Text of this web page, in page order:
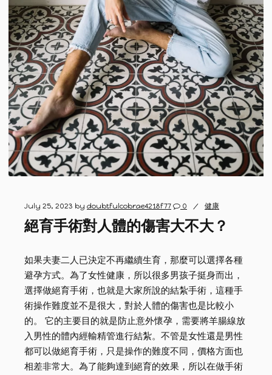
July 25, 2023 by doubtfulcobrae4218f77 0 健康
絕育手術對人體的傷害大不大？
如果夫妻二人已決定不再繼續生育，那麼可以選擇各種
避孕方式。為了女性健康，所以很多男孩子挺身而出，
選擇做絕育手術，也就是大家所說的結紮手術，這種手
術操作難度並不是很大，對於人體的傷害也是比較小
的。 它的主要目的就是防止意外懷孕，需要將羊腸線放
入男性的體內經輸精管進行結紮。不管是女性還是男性
都可以做絕育手術，只是操作的難度不同，價格方面也
相差非常大。為了能夠達到絕育的效果，所以在做手術